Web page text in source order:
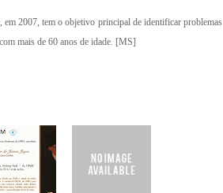
2007, tem o objetivo principal de identificar problemas
mais de 60 anos de idade. [MS]